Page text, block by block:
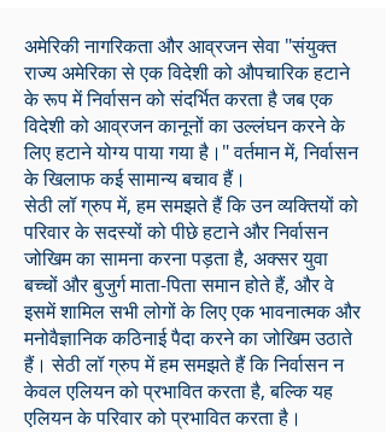
अमेरिकी नागरिकता और आव्रजन सेवा "संयुक्त
राज्य अमेरिका से एक विदेशी को औपचारिक हटाने
के रूप में निर्वासन को संदर्भित करता है जब एक
विदेशी को आव्रजन कानूनों का उल्लंघन करने के
लिए हटाने योग्य पाया गया है।" वर्तमान में, निर्वासन
के खिलाफ कई सामान्य बचाव हैं।
सेठी लॉ ग्रुप में, हम समझते हैं कि उन व्यक्तियों को
परिवार के सदस्यों को पीछे हटाने और निर्वासन
जोखिम का सामना करना पड़ता है, अक्सर युवा
बच्चों और बुजुर्ग माता-पिता समान होते हैं, और वे
इसमें शामिल सभी लोगों के लिए एक भावनात्मक और
मनोवैज्ञानिक कठिनाई पैदा करने का जोखिम उठाते
हैं। सेठी लॉ ग्रुप में हम समझते हैं कि निर्वासन न
केवल एलियन को प्रभावित करता है, बल्कि यह
एलियन के परिवार को प्रभावित करता है।